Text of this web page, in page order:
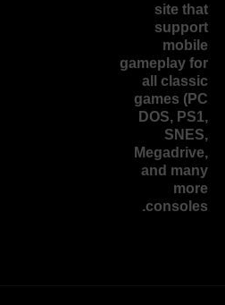
site that
support
mobile
gameplay for
all classic
games (PC
DOS, PS1,
SNES,
Megadrive,
and many
more
consoles.